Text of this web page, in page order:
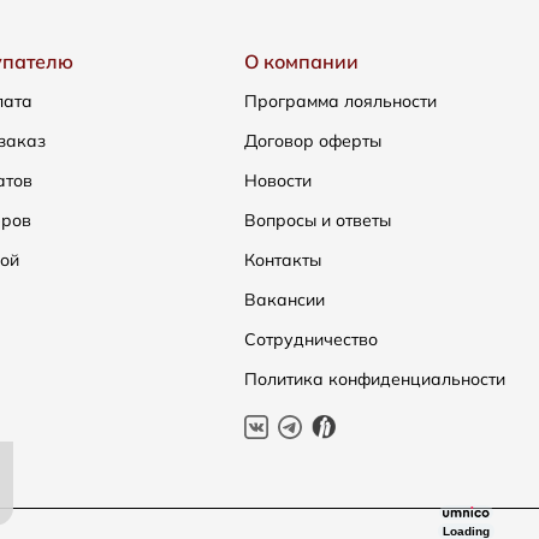
О компании
Программа лояльности
Договор оферты
Новости
Вопросы и ответы
Контакты
Вакансии
Сотрудничество
Политика конфиденциальности
Loading